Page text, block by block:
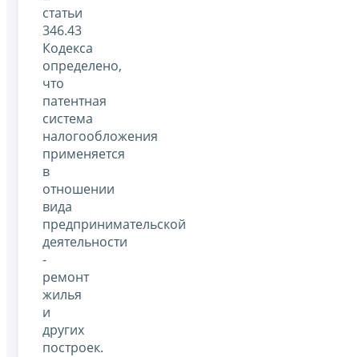
статьи
346.43
Кодекса
определено,
что
патентная
система
налогообложения
применяется
в
отношении
вида
предпринимательской
деятельности
-
ремонт
жилья
и
других
построек.